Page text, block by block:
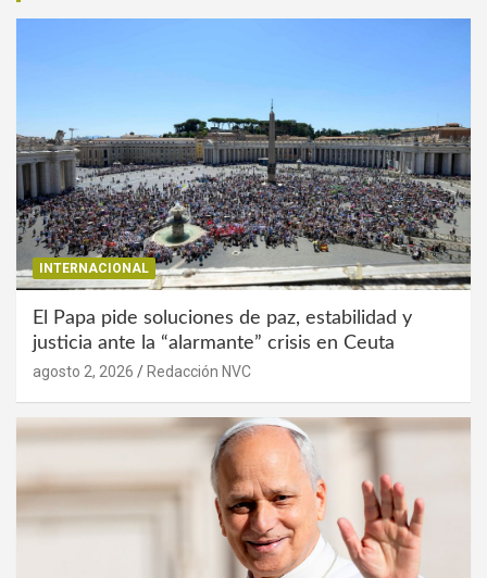
INTERNACIONAL
El Papa pide soluciones de paz, estabilidad y
justicia ante la “alarmante” crisis en Ceuta
agosto 2, 2026 Redacción NVC